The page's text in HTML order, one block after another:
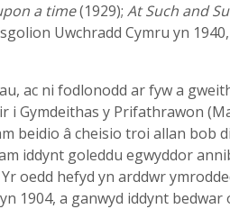
a time(1929); At Such and
Uwchradd Cymru yn
ac ni fodlonodd ar fyw a
i Gymdeithas y Prifathrawon
beidio â cheisio troi allan
iddynt goleddu egwyddor
oedd hefyd yn arddwr
1904, a ganwyd iddynt